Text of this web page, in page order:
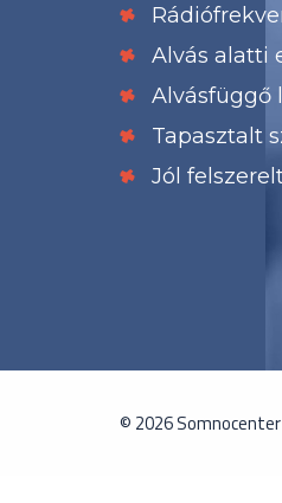
Alvás alatti
Alvásfüggő
Tapasztalt
Jól
© 2026 Somnocenter